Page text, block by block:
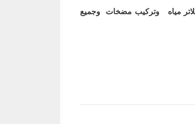
مياه وتركيب مضخات وجميع